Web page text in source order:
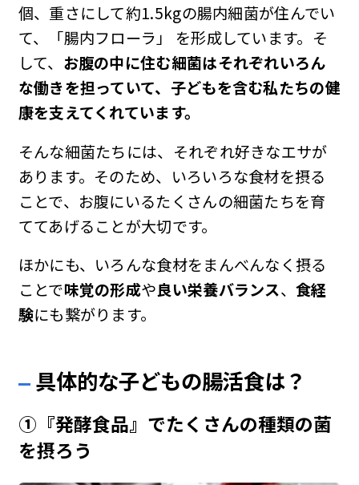
個、重さにして約1.5kgの腸内細菌が住んでい
て、「腸内フローラ」 を形成しています。そ
して、 お腹の中に住む細菌はそれぞれいろん
な働きを担っていて、子どもを含む私たちの健
康を支えてくれています。
そんな細菌たちには、それぞれ好きなエサが
あります。そのため、いろいろな食材を摂る
ことで、お腹にいるたくさんの細菌たちを育
ててあげることが大切です。
ほかにも、いろんな食材をまんべんなく摂る
ことで味覚の形成や良い栄養バランス、食経
験にも繋がります。
具体的な子どもの腸活食は？
①『発酵食品』でたくさんの種類の菌
を摂ろう